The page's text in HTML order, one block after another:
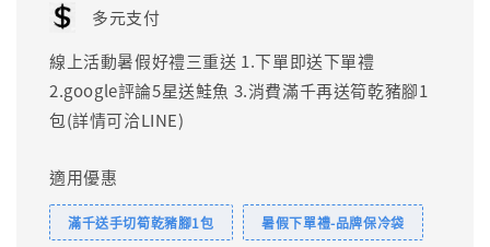
多元支付
線上活動暑假好禮三重送 1.下單即送下單禮
2.google評論5星送鮭魚 3.消費滿千再送筍乾豬腳1
包(詳情可洽LINE)
適用優惠
滿千送手切筍乾豬腳1包 暑假下單禮-品牌保冷袋